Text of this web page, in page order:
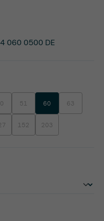
unavailable.)
is currently unavailable.)
option is currently unavailable.)
51(This option is currently
60 63(This option
unavailable.)
is currently unavailable.)
option is currently unavailable.)
152(This option is currently
203(This option is
060 0500 DE